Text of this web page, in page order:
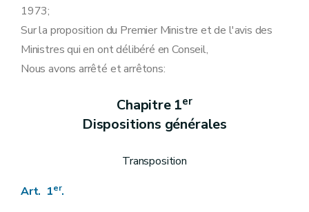
Art.38/2
Art.
Art.38/4
Art.38/5
38/9
38/10
Art.
Art.
1973;
Sur la proposition du Premier Ministre et de l'avis des
Ministres qui en ont délibéré en Conseil,
Nous avons arrêté et arrêtons:
Chapitre 1er
Dispositions générales
Transposition
Art. 1er.